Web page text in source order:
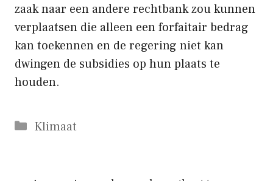
zaak naar een andere rechtbank zou kunnen
verplaatsen die alleen een forfaitair bedrag
kan toekennen en de regering niet kan
dwingen de subsidies op hun plaats te
houden.
Categorieën
Klimaat